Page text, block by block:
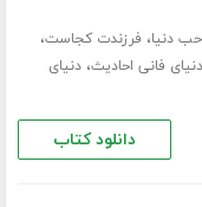
دنیا، فرزندت کجاست،
دنیای فانی احادیث،دنیای
دانلود کتاب